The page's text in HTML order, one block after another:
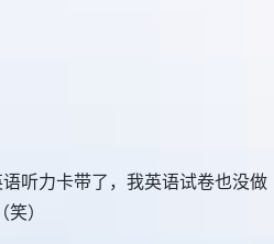
听力卡带了，我英语试卷也没做
）